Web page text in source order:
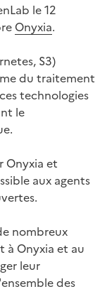
le 12
Onyxia.
S3)
du traitement
technologies
le
Onyxia et
aux agents
nombreux
à Onyxia et au
leur
des